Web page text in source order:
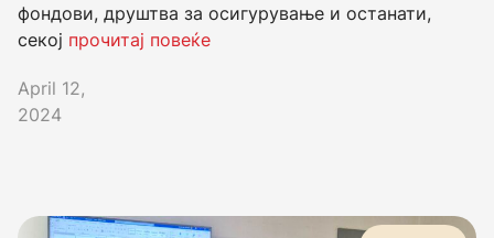
фондови, друштва за осигурување и останати,
секој прочитај повеќе
April 12,
2024